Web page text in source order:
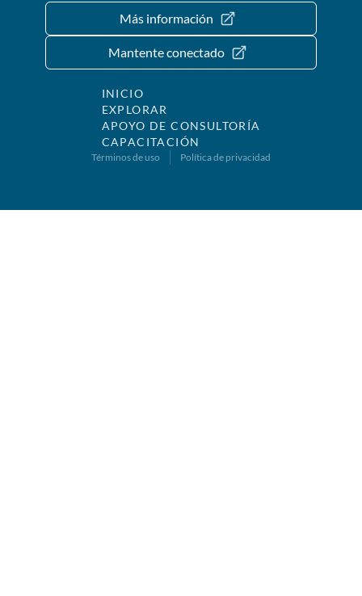
Más información
Mantente conectado
INICIO
EXPLORAR
APOYO DE CONSULTORÍA
CAPACITACIÓN
Términos de uso Política de privacidad